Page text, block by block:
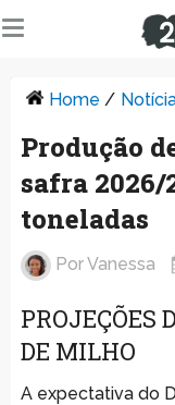
Home /
Produção
safra 2026/
toneladas
PorVanessa
PROJEÇÕES
DE MILHO
A expectativa do